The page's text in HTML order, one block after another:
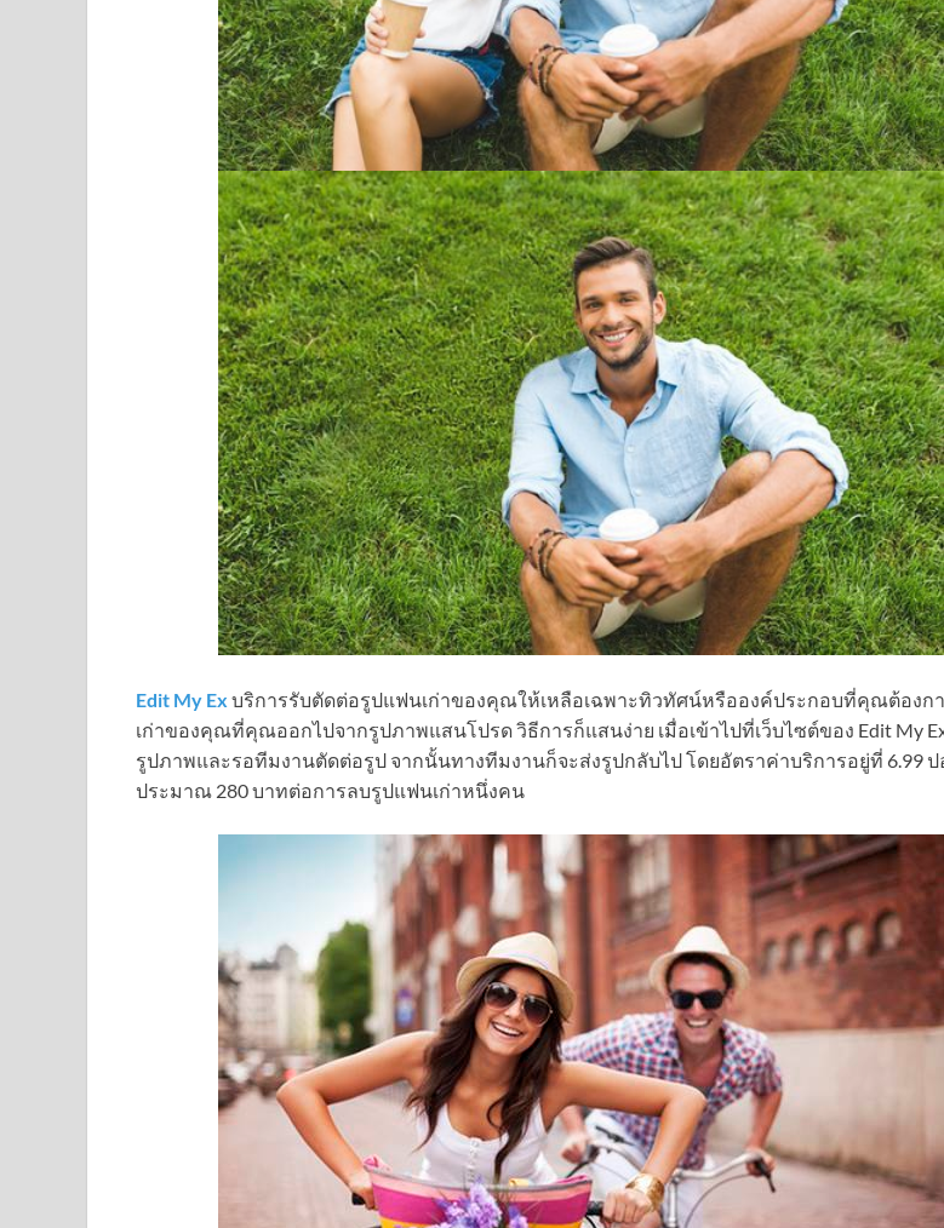
Edit My Ex บริการรับตัดต่อรูปแฟนเก่าของคุณให้เหลือเฉพาะทิวทัศน์หรือองค์ประกอบที่คุณต้องก
เก่าของคุณที่คุณออกไปจากรูปภาพแสนโปรด วิธีการก็แสนง่าย เมื่อเข้าไปที่เว็บไซต์ของ Edit My
รูปภาพและรอทีมงานตัดต่อรูป จากนั้นทางทีมงานก็จะส่งรูปกลับไป โดยอัตราค่าบริการอยู่ที่ 6.99
ประมาณ 280 บาทต่อการลบรูปแฟนเก่าหนึ่งคน